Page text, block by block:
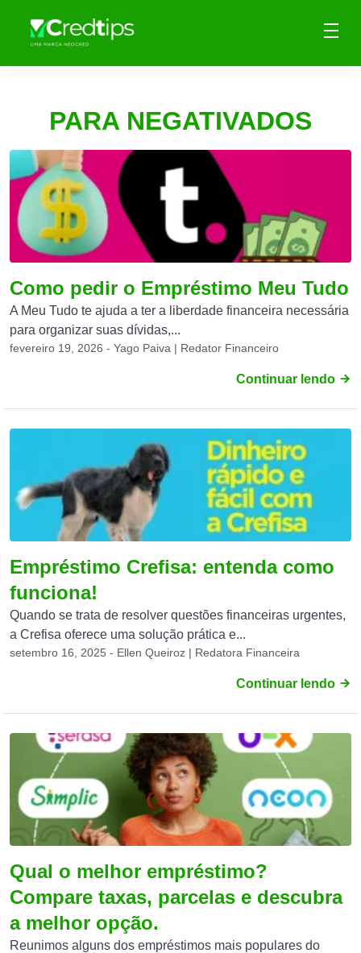
PARA NEGATIVADOS
Como pedir o Empréstimo Meu Tudo
A Meu Tudo te ajuda a ter a liberdade financeira necessária
para organizar suas dívidas,...
fevereiro 19, 2026 - Yago Paiva | Redator Financeiro
Continuar lendo
Empréstimo Crefisa: entenda como
funciona!
Quando se trata de resolver questões financeiras urgentes,
a Crefisa oferece uma solução prática e...
setembro 16, 2025 - Ellen Queiroz | Redatora Financeira
Continuar lendo
Qual o melhor empréstimo?
Compare taxas, parcelas e descubra
a melhor opção.
Reunimos alguns dos empréstimos mais populares do